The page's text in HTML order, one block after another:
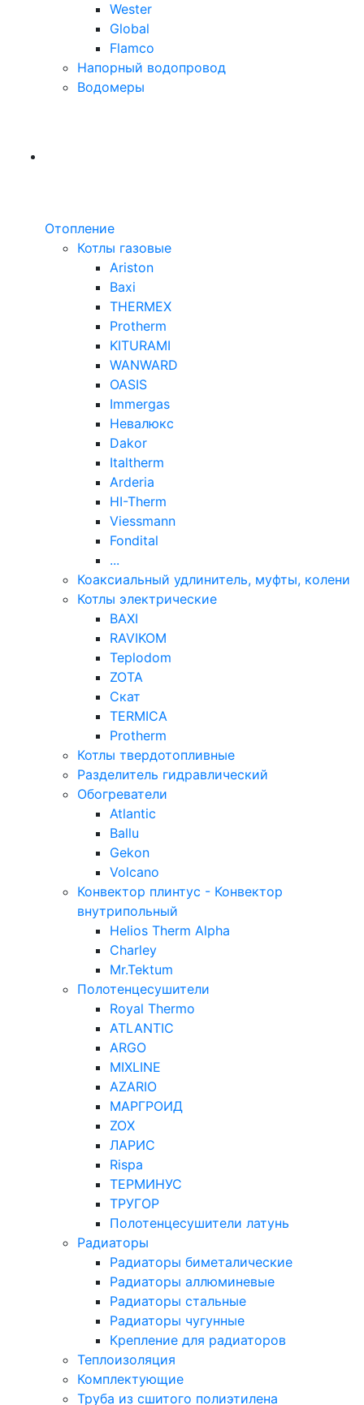
Wester
Global
Flamco
Напорный водопровод
Водомеры
Отопление
Котлы газовые
Ariston
Baxi
THERMEX
Protherm
KITURAMI
WANWARD
OASIS
Immergas
Невалюкс
Dakor
Italtherm
Arderia
HI-Therm
Viessmann
Fondital
...
Коаксиальный удлинитель, муфты, колени
Котлы электрические
BAXI
RAVIKOM
Teplodom
ZOTA
Скат
TERMICA
Protherm
Котлы твердотопливные
Разделитель гидравлический
Обогреватели
Atlantic
Ballu
Gekon
Volcano
Конвектор плинтус - Конвектор
внутрипольный
Helios Therm Alpha
Charley
Mr.Tektum
Полотенцесушители
Royal Thermo
ATLANTIC
ARGO
MIXLINE
AZARIO
МАРГРОИД
ZOX
ЛАРИС
Rispa
ТЕРМИНУС
ТРУГОР
Полотенцесушители латунь
Радиаторы
Радиаторы биметалические
Радиаторы аллюминевые
Радиаторы стальные
Радиаторы чугунные
Крепление для радиаторов
Теплоизоляция
Комплектующие
Труба из сшитого полиэтилена